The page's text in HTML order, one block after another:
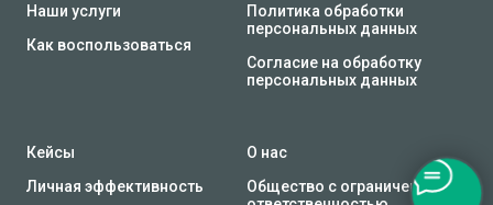
Наши услуги
Как воспользоваться
Политика обработки
персональных данных
Согласие на обработку
персональных данных
Кейсы
Личная эффективность
О нас
Общество с ограниченной